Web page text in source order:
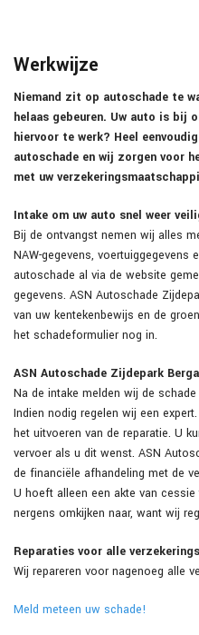
Werkwijze
Niemand zit op autoschade te
helaas gebeuren. Uw auto is bij
hiervoor te werk? Heel
autoschade en wij zorgen voor
met uw
Intake om uw auto snel weer
Bij de ontvangst nemen wij alles
NAW-gegevens, voertuiggegevens
autoschade al via de website
gegevens. ASN Autoschade
van uw kentekenbewijs en de
het schadeformulier nog in.
ASN Autoschade Zijdepark
Na de intake melden wij de
Indien nodig regelen wij een
het uitvoeren van de reparatie. U
vervoer als u dit wenst. ASN
de financiële afhandeling met de
U hoeft alleen een akte van
nergens omkijken naar, want wij
Reparaties voor alle
Wij repareren voor nagenoeg alle
Meld meteen uw schade!